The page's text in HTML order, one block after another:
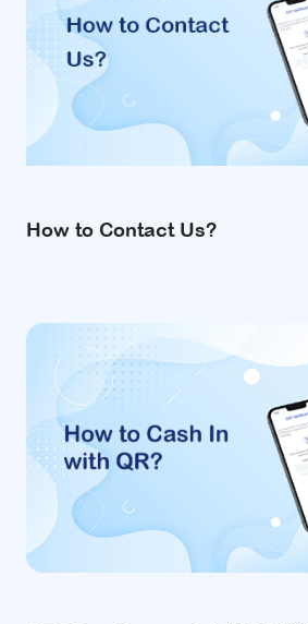
How to Contact Us?